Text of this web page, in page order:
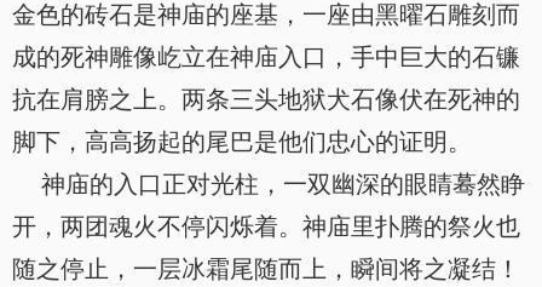
金色的砖石是神庙的座基，一座由黑曜石雕刻而
成的死神雕像屹立在神庙入口，手中巨大的石镰
抗在肩膀之上。两条三头地狱犬石像伏在死神的
脚下，高高扬起的尾巴是他们忠心的证明。
神庙的入口正对光柱，一双幽深的眼睛蓦然睁
开，两团魂火不停闪烁着。神庙里扑腾的祭火也
随之停止，一层冰霜尾随而上，瞬间将之凝结！